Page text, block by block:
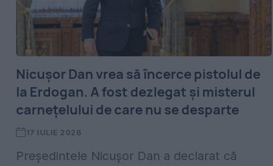
Nicușor Dan vrea să încerce pistolul de
la Erdogan. A fost dezlegat și misterul
carnețelului de care nu se desparte
17 IULIE 2026
Președintele Nicușor Dan a declarat că